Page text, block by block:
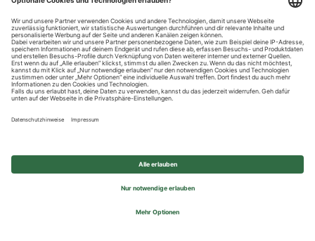
Datenschutzhinweise
Impressum
Privatsphäre-Einstellungen
© 2026 REWE Group - All rights reserved